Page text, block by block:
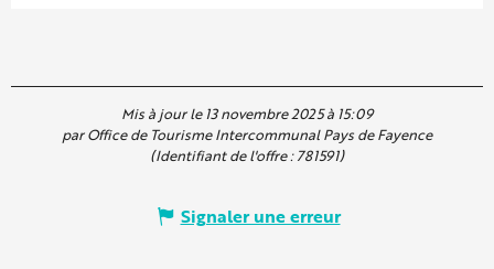
Mis à jour le 13 novembre 2025 à 15:09
par Office de Tourisme Intercommunal Pays de Fayence
(Identifiant de l'offre :781591)
Signaler une erreur